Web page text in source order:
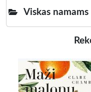
Viskas namams